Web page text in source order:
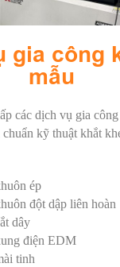
gia công
mẫu
các dịch vụ gia
kỹ thuật khắt
ép
đột dập liên hoàn
dây
điện EDM
tinh